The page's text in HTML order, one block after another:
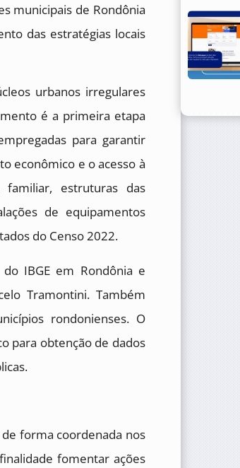
municipais de Rondônia
das estratégias locais
urbanos irregulares
é a primeira etapa
para garantir
econômico e o acesso à
estruturas das
de equipamentos
do Censo 2022.
IBGE em Rondônia e
Tramontini. Também
rondonienses. O
para obtenção de dados
forma coordenada nos
fomentar ações